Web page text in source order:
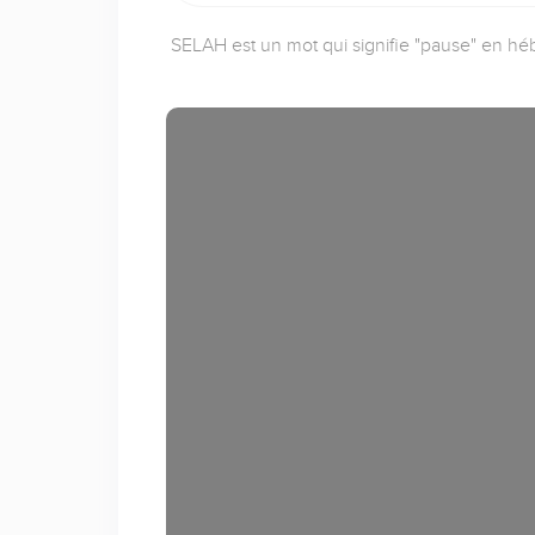
SELAH est un mot qui signifie "pause" en